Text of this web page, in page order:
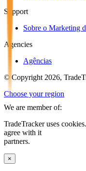
Support
Sobre o Marketing
Agencies
Agências
© Copyright 2026,
Choose your region
We are member of:
TradeTracker uses
agree with it
partners.
×